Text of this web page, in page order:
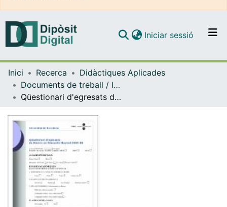
Navega per tot el DD
Com publicar
Iniciar sessió (current)
Inici Recerca
Didàctiques Aplicades
Documents de treball / Informes (Didàctiques Aplicades)
Qüestionari d'egresats de mestre en Educació Musical 2005-08